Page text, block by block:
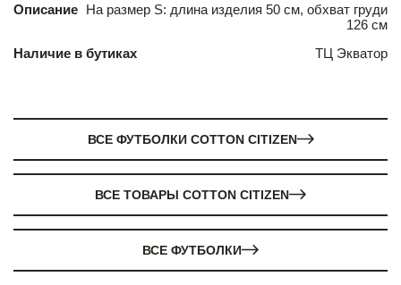
Описание На размер S: длина изделия 50 см, обхват груди
126 см
Наличие в бутиках
ТЦ Экватор
ВСЕ ФУТБОЛКИ COTTON CITIZEN
ВСЕ ТОВАРЫ COTTON CITIZEN
ВСЕ ФУТБОЛКИ